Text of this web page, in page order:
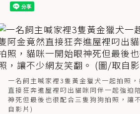
一名飼主喊家裡3隻黃金獵犬一起拍照
直接狂奔進屋裡叼出貓咪同伴一起強迫
神死但最後也很配合三隻狗狗拍照，讓
自影片)